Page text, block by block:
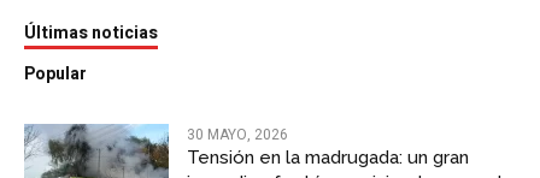
Últimas noticias
Popular
30 MAYO, 2026
Tensión en la madrugada: un gran